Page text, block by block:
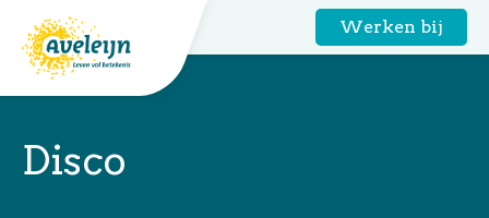
Werken bij
Disco